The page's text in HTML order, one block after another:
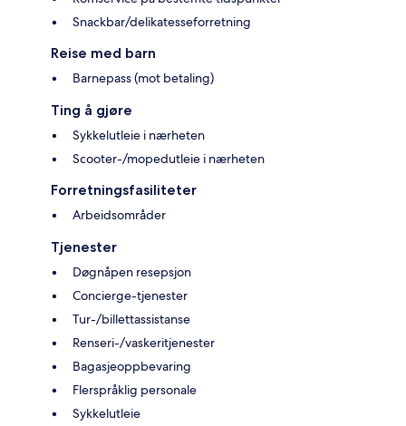
Snackbar/delikatesseforretning
Reise med barn
Barnepass (mot betaling)
Ting å gjøre
Sykkelutleie i nærheten
Scooter-/mopedutleie i nærheten
Forretningsfasiliteter
Arbeidsområder
Tjenester
Døgnåpen resepsjon
Concierge-tjenester
Tur-/billettassistanse
Renseri-/vaskeritjenester
Bagasjeoppbevaring
Flerspråklig personale
Sykkelutleie